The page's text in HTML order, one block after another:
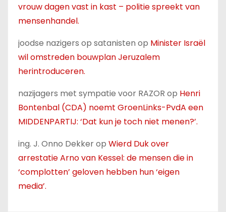
vrouw dagen vast in kast – politie spreekt van
mensenhandel.
joodse nazigers op satanisten op Minister Israël
wil omstreden bouwplan Jeruzalem
herintroduceren.
nazijagers met sympatie voor RAZOR op Henri
Bontenbal (CDA) noemt GroenLinks-PvdA een
MIDDENPARTIJ: ‘Dat kun je toch niet menen?’.
ing. J. Onno Dekkerop Wierd Duk over
arrestatie Arno van Kessel: de mensen die in
‘complotten’ geloven hebben hun ‘eigen
media’.